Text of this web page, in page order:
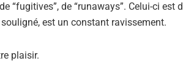
“fugitives”, de “runaways”. Celui-ci
est un constant ravissement.
plaisir.